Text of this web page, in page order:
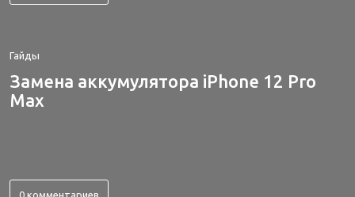
Гайды
Замена аккумулятора iPhone 12 Pro
Max
0 комментариев